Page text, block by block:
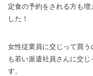
定食の予約をされる方も
した！
女性従業員に交じって買
も若い派遣社員さんに交
す。